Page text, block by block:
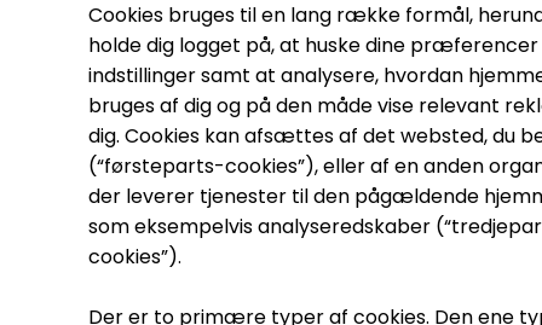
Cookies bruges til en lang række formål,
holde dig logget på, at huske dine præferencer
indstillinger samt at analysere, hvordan
bruges af dig og på den måde vise relevant
dig. Cookies kan afsættes af det websted, du
(“førsteparts-cookies”), eller af en anden
der leverer tjenester til den pågældende
som eksempelvis analyseredskaber
cookies”).
Der er to primære typer af cookies. Den ene